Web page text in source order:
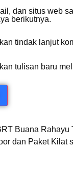
dan situs web
berikutnya.
tindak lanjut
tulisan baru